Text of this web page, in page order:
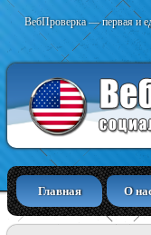
ВебПроверка — первая и
Главная О